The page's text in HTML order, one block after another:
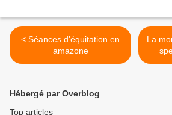
< Séances d'équitation en
amazone
La
Hébergé par Overblog
Top articles